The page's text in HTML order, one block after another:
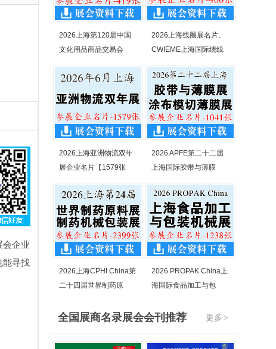
会企业
能寻找
2026上海第120届中国
文化用品商品交易会
2026上海线圈展名片、
CWIEME上海国际绕线
2026上海亚洲物流双年
展企业名片【1579张
2026 APFE第二十二届
上海国际胶带与薄膜
2026上海CPHI China第
二十四届世界制药原
2026 PROPAK China上
海国际食品加工与包
更多 >
全国展商名录展会会刊推荐